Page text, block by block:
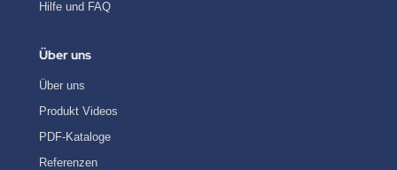
Hilfe und FAQ
Über uns
Über uns
Produkt Videos
PDF-Kataloge
Referenzen